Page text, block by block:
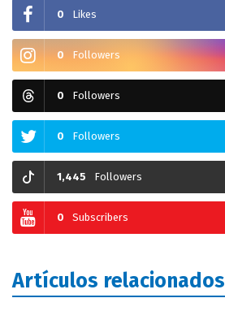
0 Likes
0 Followers
0 Followers
0 Followers
1,445 Followers
0 Subscribers
Artículos relacionados